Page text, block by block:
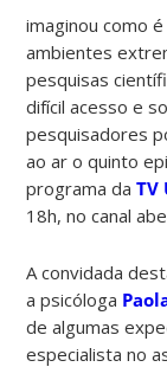
imaginou como
ambientes
pesquisas
difícil acesso e
pesquisadores
ao ar o quinto
programa daTV
18h, no canal
A convidada
a psicóloga
de algumas
especialista no